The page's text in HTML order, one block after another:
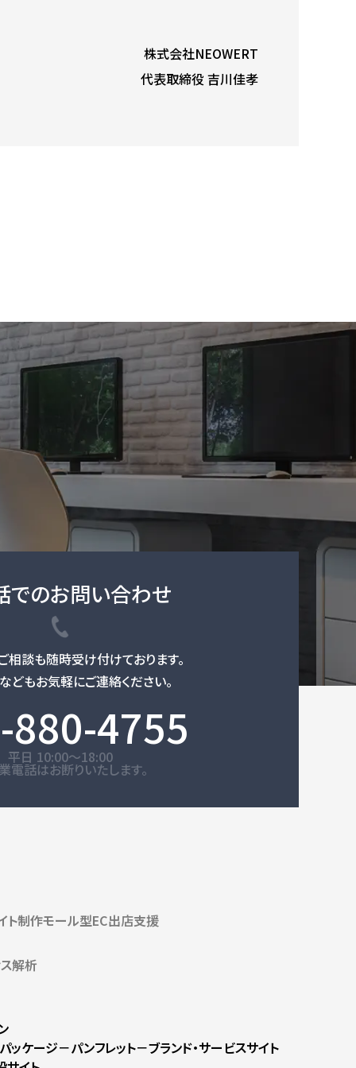
株式会社NEOWERT
代表取締役 吉川佳孝
でのお問い合わせ
相談も随時受け付けております。
どもお気軽にご連絡ください。
880-4755
平日 10:00～18:00
話はお断りいたします。
ト制作モール型EC出店支援
解析
ッケージ－パンフレット－ブランド・サービスサイト